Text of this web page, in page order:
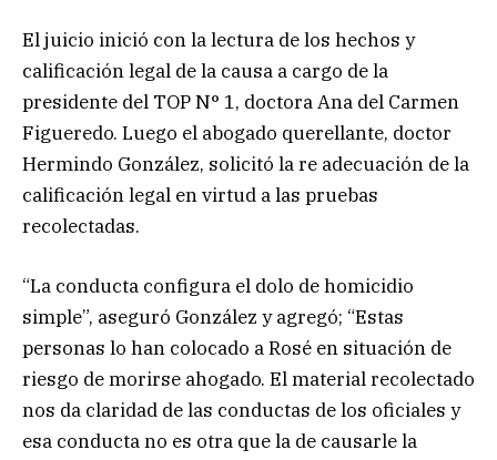
El juicio inició con la lectura de los hechos y
calificación legal de la causa a cargo de la
presidente del TOP N° 1, doctora Ana del Carmen
Figueredo. Luego el abogado querellante, doctor
Hermindo González, solicitó la re adecuación de la
calificación legal en virtud a las pruebas
recolectadas.
“La conducta configura el dolo de homicidio
simple”, aseguró González y agregó; “Estas
personas lo han colocado a Rosé en situación de
riesgo de morirse ahogado. El material recolectado
nos da claridad de las conductas de los oficiales y
esa conducta no es otra que la de causarle la